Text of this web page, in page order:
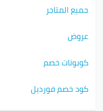
جميع المتاجر
عروض
كوبونات خصم
كود خصم فورديل